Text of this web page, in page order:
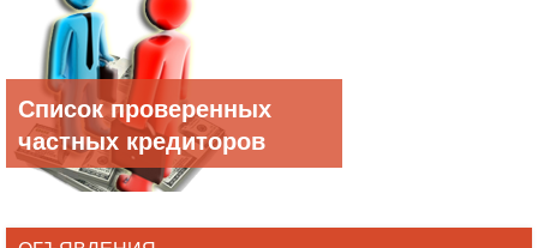
Список проверенных
частных кредиторов